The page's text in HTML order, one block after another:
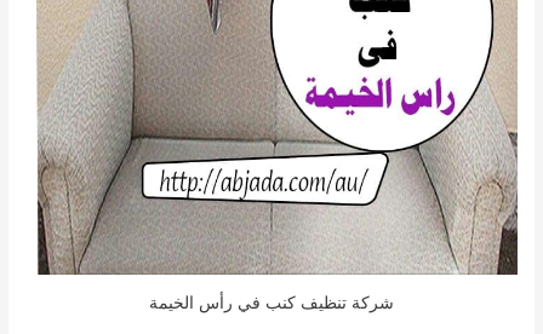
شركة تنظيف كنب في رأس الخيمة